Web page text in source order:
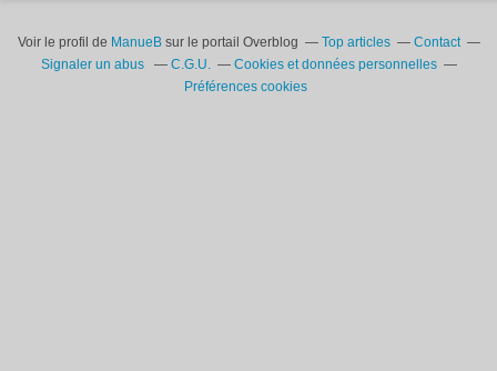
Voir le profil de ManueBsur le portail Overblog Top articles
Contact
Signaler un abus
C.G.U.
Cookies et données personnelles
Préférences cookies